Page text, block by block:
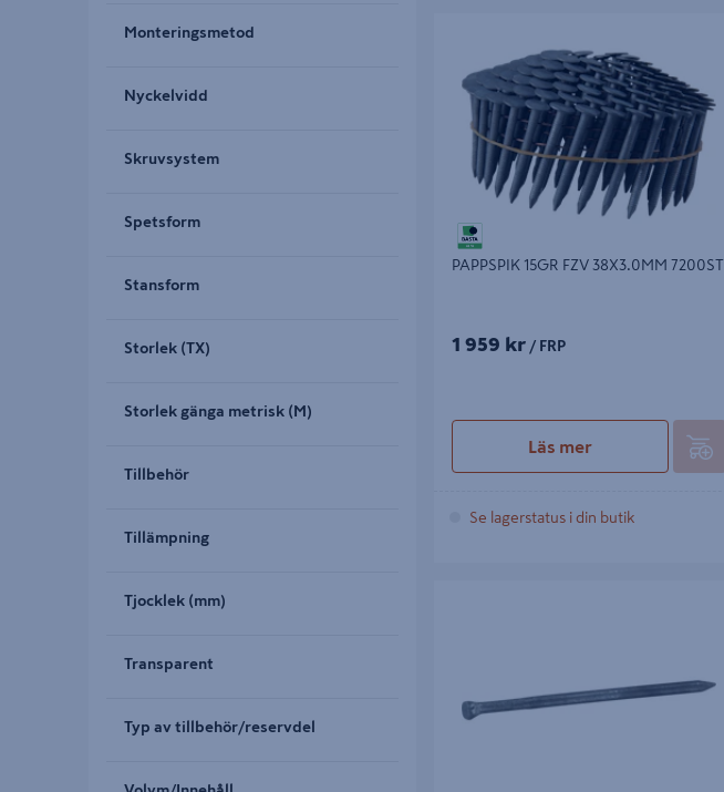
Monteringsmetod
Nyckelvidd
Skruvsystem
Spetsform
Stansform
Storlek (TX)
Storlek gänga metrisk (M)
Tillbehör
Tillämpning
Tjocklek (mm)
Transparent
Typ av tillbehör/reservdel
PAPPSPIK 15GR FZV 38X3.0MM 7200ST
1 959 kr / FRP
Läs mer
Se lagerstatus i din butik